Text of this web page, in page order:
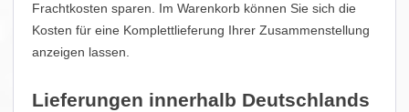
Frachtkosten sparen. Im Warenkorb können Sie sich die
Kosten für eine Komplettlieferung Ihrer Zusammenstellung
anzeigen lassen.
Lieferungen innerhalb Deutschlands